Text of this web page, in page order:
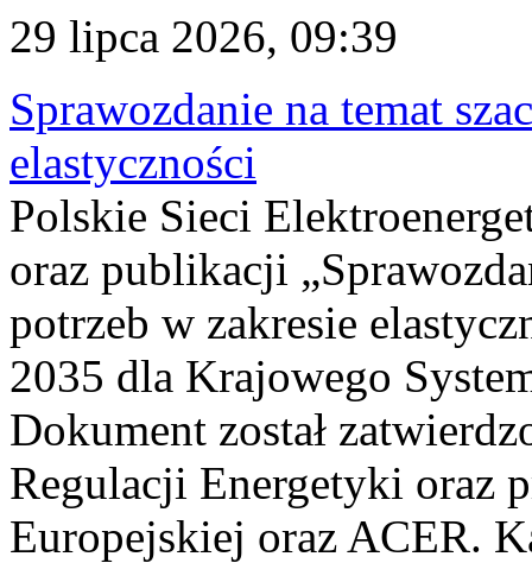
29 lipca 2026, 09:39
Sprawozdanie na temat
elastyczności
Polskie Sieci
oraz publikacji
potrzeb w zakresie
2035 dla Krajowego
Dokument został
Regulacji Energetyki oraz
Europejskiej oraz ACER.